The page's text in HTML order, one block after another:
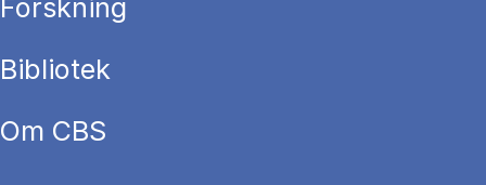
Forskning
Bibliotek
Om CBS